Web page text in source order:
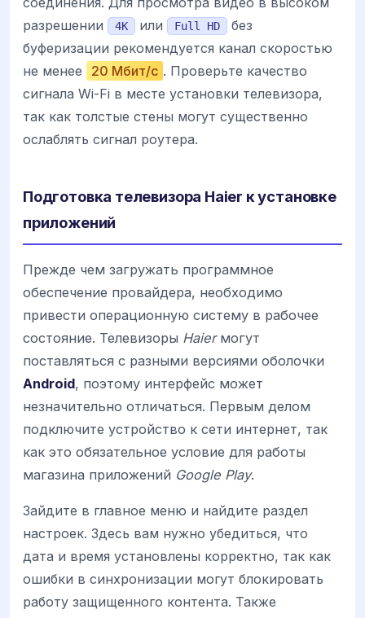
разрешении
4K или Full HD
без
буферизации рекомендуется канал скоростью
не менее
20 Мбит/с . Проверьте качество
сигнала Wi-Fi в месте установки телевизора,
так как толстые стены могут существенно
ослаблять сигнал роутера.
Подготовка телевизора Haier к установке
приложений
Прежде чем загружать программное
обеспечение провайдера, необходимо
привести операционную систему в рабочее
состояние. Телевизоры Haierмогут
поставляться с разными версиями оболочки
Android, поэтому интерфейс может
незначительно отличаться. Первым делом
подключите устройство к сети интернет, так
как это обязательное условие для работы
магазина приложений Google Play.
Зайдите в главное меню и найдите раздел
настроек. Здесь вам нужно убедиться, что
дата и время установлены корректно, так как
ошибки в синхронизации могут блокировать
работу защищенного контента. Также